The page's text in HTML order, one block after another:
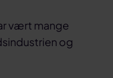
vært mange
og